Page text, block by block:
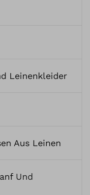
Leinenkleider
Aus Leinen
Und